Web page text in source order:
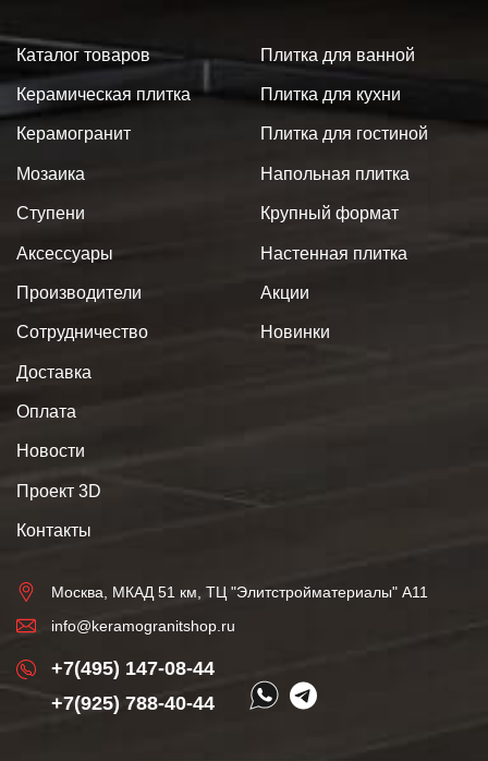
Каталог товаров
Керамическая плитка
Керамогранит
Мозаика
Ступени
Аксессуары
Плитка для ванной
Плитка для кухни
Плитка для гостиной
Напольная плитка
Крупный формат
Настенная плитка
Производители
Сотрудничество
Доставка
Оплата
Новости
Проект 3D
Контакты
Акции
Новинки
Москва, МКАД 51 км, ТЦ "Элитстройматериалы" А11
info@keramogranitshop.ru
+7(495) 147-08-44
+7(925) 788-40-44